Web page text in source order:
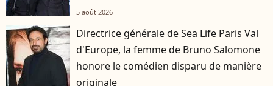
5 août 2026
Directrice générale de Sea Life Paris Val
d'Europe, la femme de Bruno Salomone
honore le comédien disparu de manière
originale